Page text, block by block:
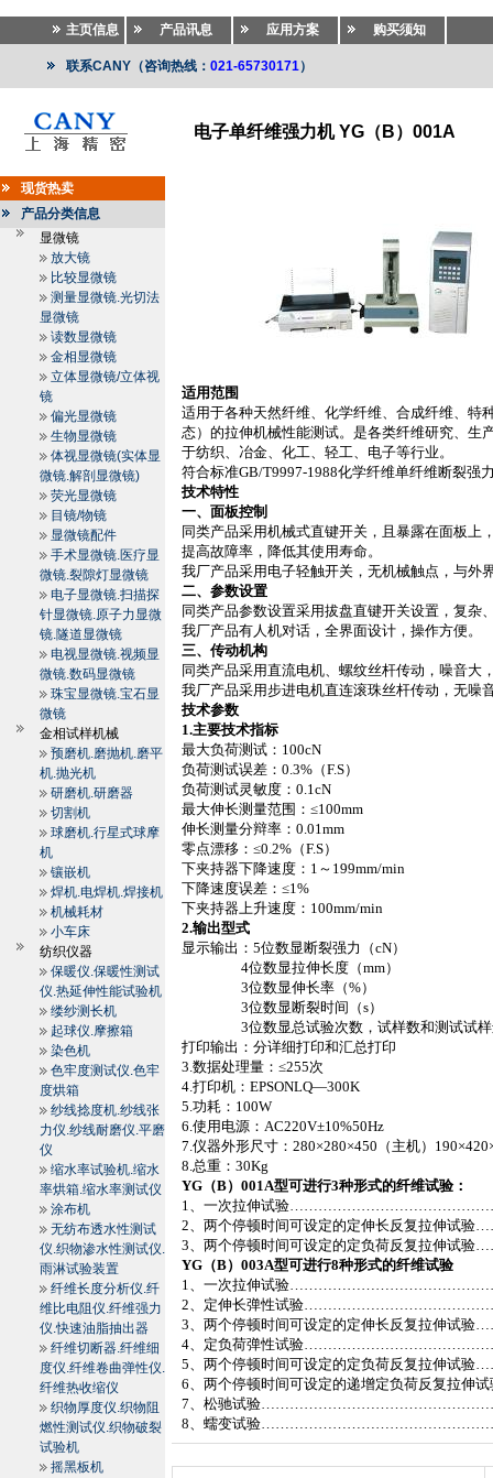
主页信息 产品讯息 应用方案 购买须知
联系CANY（咨询热线： 021-65730171）
电子单纤维强力机 YG（B）001A
现货热卖
产品分类信息
显微镜
放大镜
比较显微镜
测量显微镜.光切法
显微镜
读数显微镜
金相显微镜
立体显微镜/立体视
镜
偏光显微镜
生物显微镜
体视显微镜(实体显
微镜.解剖显微镜)
荧光显微镜
目镜/物镜
显微镜配件
手术显微镜.医疗显
微镜.裂隙灯显微镜
电子显微镜.扫描探
针显微镜.原子力显微
镜.隧道显微镜
电视显微镜.视频显
微镜.数码显微镜
珠宝显微镜.宝石显
微镜
金相试样机械
预磨机.磨抛机.磨平
机.抛光机
研磨机.研磨器
切割机
球磨机.行星式球摩
机
镶嵌机
焊机.电焊机.焊接机
机械耗材
小车床
纺织仪器
保暖仪.保暖性测试
仪.热延伸性能试验机
缕纱测长机
起球仪.摩擦箱
染色机
色牢度测试仪.色牢
度烘箱
纱线捻度机.纱线张
力仪.纱线耐磨仪.平磨
仪
缩水率试验机.缩水
率烘箱.缩水率测试仪
涂布机
无纺布透水性测试
仪.织物渗水性测试仪.
雨淋试验装置
纤维长度分析仪.纤
维比电阻仪.纤维强力
仪.快速油脂抽出器
纤维切断器.纤维细
度仪.纤维卷曲弹性仪.
纤维热收缩仪
织物厚度仪.织物阻
燃性测试仪.织物破裂
试验机
摇黑板机
适用范围
适用于各种天然纤维、化学纤维、合成纤维、特
态）的拉伸机械性能测试。是各类纤维研究、生
于纺织、冶金、化工、轻工、电子等行业。
符合标准GB/T9997-1988化学纤维单纤维断裂强
技术特性
一、面板控制
同类产品采用机械式直键开关，且暴露在面板上
提高故障率，降低其使用寿命。
我厂产品采用电子轻触开关，无机械触点，与外
二、参数设置
同类产品参数设置采用拔盘直键开关设置，复杂
我厂产品有人机对话，全界面设计，操作方便。
三、传动机构
同类产品采用直流电机、螺纹丝杆传动，噪音大
我厂产品采用步进电机直连滚珠丝杆传动，无噪
技术参数
1.主要技术指标
最大负荷测试： 100cN
负荷测试误差：0.3% （F.S）
负荷测试灵敏度：0.1cN
最大伸长测量范围：≤100mm
伸长测量分辩率：0.01mm
零点漂移：≤0.2% （F.S）
下夹持器下降速度： 1 ～ 199mm/min
下降速度误差：≤1%
下夹持器上升速度： 100mm/min
2.输出型式
显示输出：5位数显断裂强力（cN）
4位数显拉伸长度（mm）
3位数显伸长率（%）
3位数显断裂时间（s）
3位数显总试验次数，试样数和测试试
打印输出：分详细打印和汇总打印
3.数据处理量：≤255次
4.打印机：EPSONLQ—300K
5.功耗： 100W
6.使用电源：AC220V±10%50Hz
7.仪器外形尺寸：280×280×450 （主机）
8.总重：30Kg
YG （B）001A型可进行3种形式的纤维试验：
1、一次拉伸试验
2、两个停顿时间可设定的定伸长反复拉伸试验
3、两个停顿时间可设定的定负荷反复拉伸试验
YG （B）003A型可进行8种形式的纤维试验
1、一次拉伸试验
2、定伸长弹性试验
3、两个停顿时间可设定的定伸长反复拉伸试验
4、定负荷弹性试验
5、两个停顿时间可设定的定负荷反复拉伸试验
6、两个停顿时间可设定的递增定负荷反复拉伸试
7、松驰试验
8、蠕变试验